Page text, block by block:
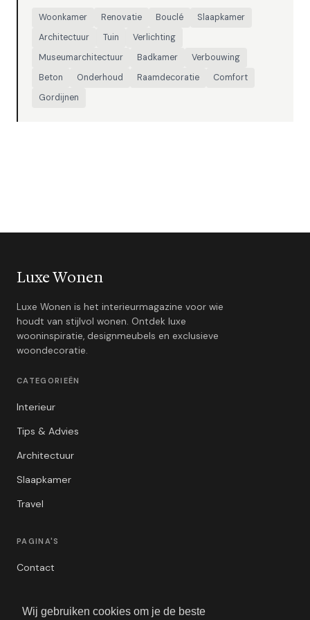
Wij gebruiken cookies om je de beste
Woonkamer Renovatie Bouclé
Slaapkamer
Architectuur
Tuin
Verlichting
Museumarchitectuur
Badkamer
Verbouwing
Beton
Onderhoud Raamdecoratie
Comfort
Gordijnen
Luxe Wonen
Luxe Wonen is het interieurmagazine voor wie
houdt van stijlvol wonen. Ontdek luxe
wooninspiratie, designmeubels en exclusieve
woondecoratie.
CATEGORIEËN
Interieur
Tips & Advies
Architectuur
Slaapkamer
Travel
PAGINA'S
Contact
Algemene Voorwaarden